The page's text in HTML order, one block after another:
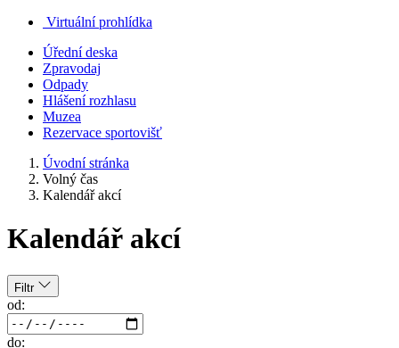
Virtuální prohlídka
Úřední deska
Zpravodaj
Odpady
Hlášení rozhlasu
Muzea
Rezervace sportovišť
Úvodní stránka
Volný čas
Kalendář akcí
Kalendář akcí
Filtr
od:
do: